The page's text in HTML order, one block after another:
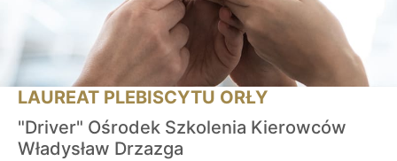
LAUREAT PLEBISCYTU ORŁY
"Driver" Ośrodek Szkolenia Kierowców
Władysław Drzazga